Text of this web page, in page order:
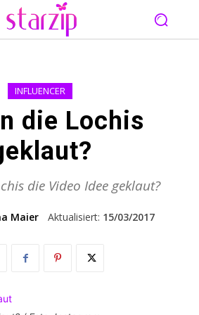
INFLUENCER
die Lochis
die Video Idee geklaut?
Maier Aktualisiert: 15/03/2017